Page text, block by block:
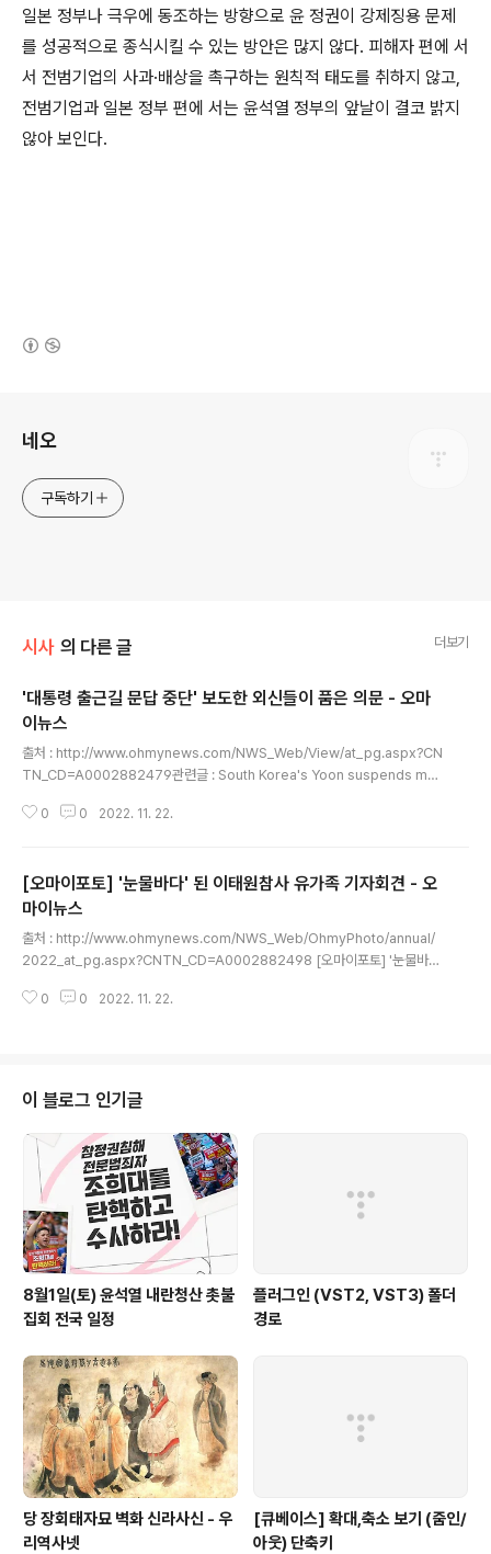
일본 정부나 극우에 동조하는 방향으로 윤 정권이 강제징용 문제
를 성공적으로 종식시킬 수 있는 방안은 많지 않다. 피해자 편에 서
서 전범기업의 사과·배상을 촉구하는 원칙적 태도를 취하지 않고,
전범기업과 일본 정부 편에 서는 윤석열 정부의 앞날이 결코 밝지
않아 보인다.
네오
구독하기
시사 의 다른 글 더보기
'대통령 출근길 문답 중단' 보도한 외신들이 품은 의문 - 오마
이뉴스
출처 : http://www.ohmynews.com/NWS_Web/View/at_pg.aspx?CN
TN_CD=A0002882479관련글 : South Korea's Yoon suspends me
it.ly/3ACGMslS. Korea’s leader suspends Q&A with reporters am
진의 정리 안 됐다' 지적도22.11.22 11:57 l 최종 업데이트 22.11.22 12:58 l
신상호..
0 0 2022. 11. 22.
[오마이포토] '눈물바다' 된 이태원참사 유가족 기자회견 - 오
마이뉴스
출처 : http://www.ohmynews.com/NWS_Web/OhmyPhoto/annual/
2022_at_pg.aspx?CNTN_CD=A0002882498 [오마이포토] '눈물바
51 l 권우성(kws21) [오마이포토] ⓒ 공동취재사진 이태원 참사 희생자 이민
정사진에 모자이크를 하지 않아도 된다"라고 안내했다. 이태원 참사 유가족들이
22일 오전 서울 서초구 민주사회를 위한..
0 0 2022. 11. 22.
이 블로그 인기글
8월1일(토) 윤석열 내란청산 촛불
집회 전국 일정
플러그인 (VST2, VST3) 폴더
경로
당 장회태자묘 벽화 신라사신 - 우
리역사넷
[큐베이스] 확대,축소 보기 (줌인/
아웃) 단축키